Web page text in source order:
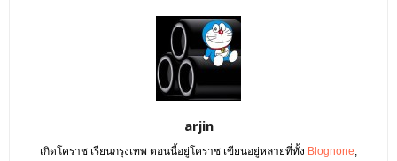
arjin
เกิดโคราช เรียนกรุงเทพ ตอนนี้อยู่โคราช เขียนอยู่หลายที่ทั้ง Blognone,